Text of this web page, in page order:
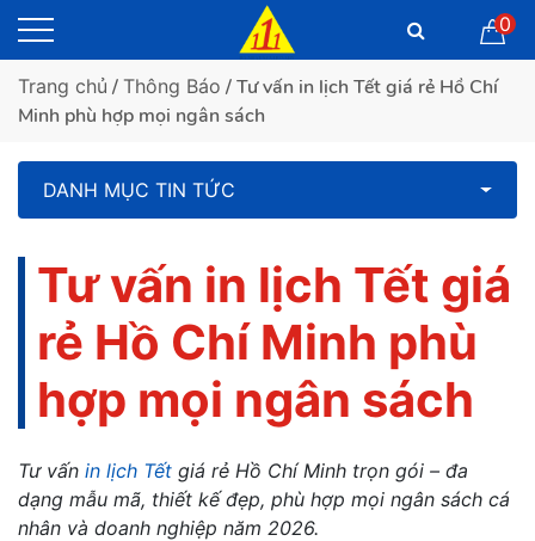
0
Trang chủ / Thông Báo / Tư vấn in lịch Tết giá rẻ Hồ Chí
Minh phù hợp mọi ngân sách
DANH MỤC TIN TỨC
Tư vấn in lịch Tết giá
rẻ Hồ Chí Minh phù
hợp mọi ngân sách
Tư vấn in lịch Tết giá rẻ Hồ Chí Minh trọn gói – đa
dạng mẫu mã, thiết kế đẹp, phù hợp mọi ngân sách cá
nhân và doanh nghiệp năm 2026.